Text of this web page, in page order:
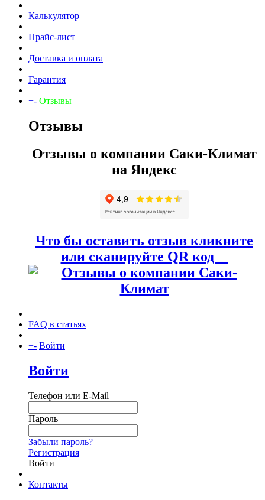
Калькулятор
Прайс-лист
Доставка и оплата
Гарантия
+- Отзывы
Отзывы
Отзывы о компании Саки-Климат
на Яндекс
Что бы оставить отзыв кликните
или сканируйте QR код
FAQ в статьях
+- Войти
Войти
Телефон или E-Mail
Пароль
Забыли пароль?
Регистрация
Войти
Контакты